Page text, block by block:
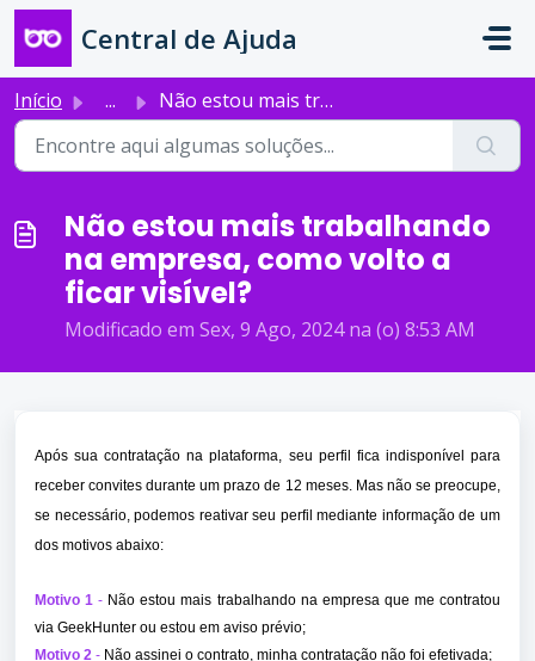
Ir para o conteúdo principal
Central de Ajuda
Início ... Não estou mais trabalhando na empresa, como volto a ficar...
Não estou mais trabalhando
na empresa, como volto a
ficar visível?
Modificado em Sex, 9 Ago, 2024 na (o) 8:53 AM
Após sua contratação na plataforma, seu perfil fica indisponível para
receber convites durante um prazo de 12 meses. Mas não se preocupe,
se necessário, podemos reativar seu perfil mediante informação de um
dos motivos abaixo:
Motivo 1- Não estou mais trabalhando na empresa que me contratou
via GeekHunter ou estou em aviso prévio;
Motivo 2 - Não assinei o contrato, minha contratação não foi efetivada;